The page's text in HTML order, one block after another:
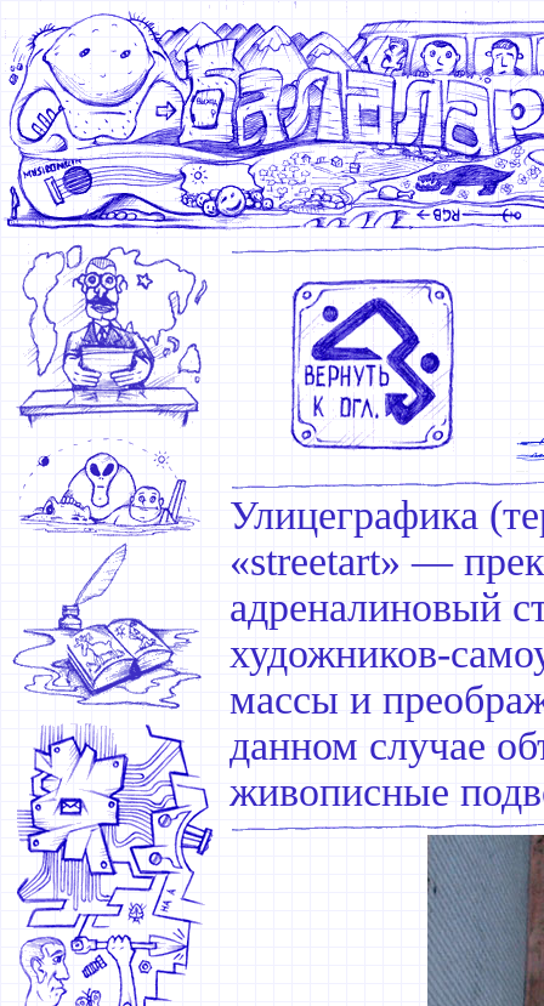
Улицеграфика
«streetart» —
адреналиновый
художников-
массы и
данном случае
живописные